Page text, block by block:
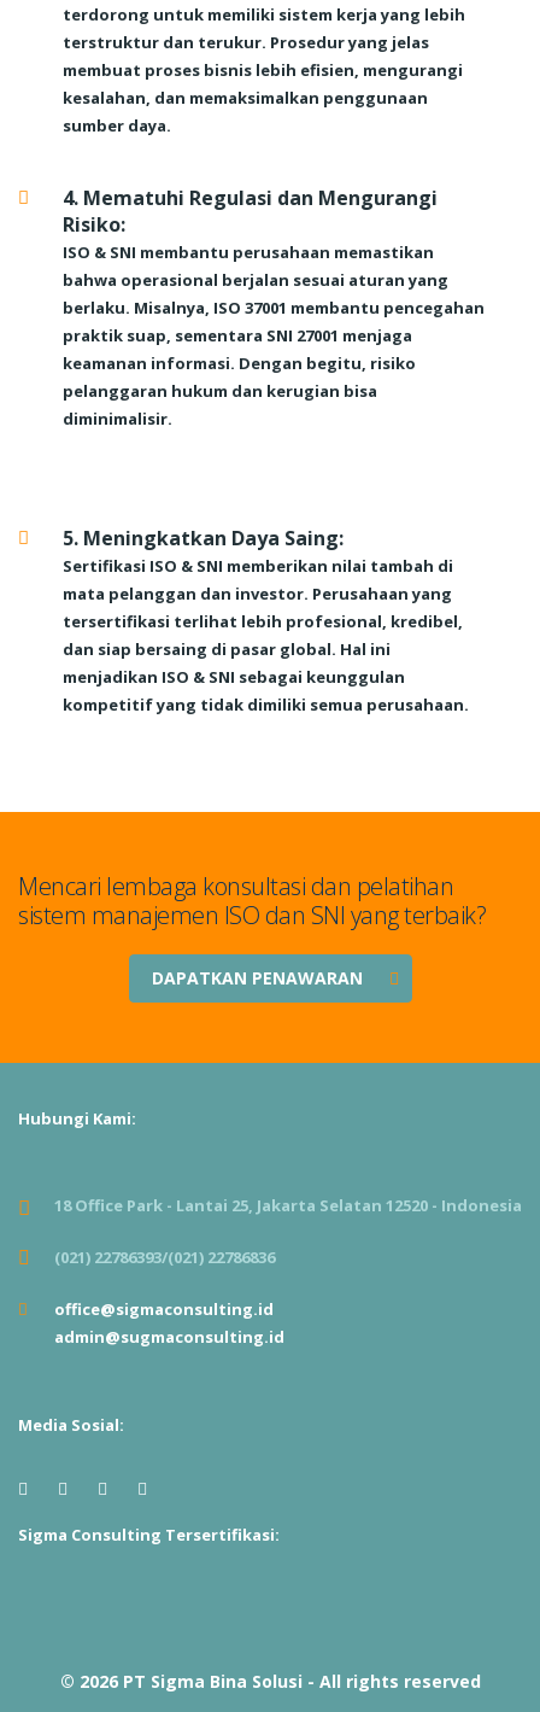
terdorong untuk memiliki sistem kerja yang lebih
terstruktur dan terukur. Prosedur yang jelas
membuat proses bisnis lebih efisien, mengurangi
kesalahan, dan memaksimalkan penggunaan
sumber daya.
4. Mematuhi Regulasi dan Mengurangi
Risiko:
ISO & SNI membantu perusahaan memastikan
bahwa operasional berjalan sesuai aturan yang
berlaku. Misalnya, ISO 37001 membantu pencegahan
praktik suap, sementara SNI 27001 menjaga
keamanan informasi. Dengan begitu, risiko
pelanggaran hukum dan kerugian bisa
diminimalisir.
5. Meningkatkan Daya Saing:
Sertifikasi ISO & SNI memberikan nilai tambah di
mata pelanggan dan investor. Perusahaan yang
tersertifikasi terlihat lebih profesional, kredibel,
dan siap bersaing di pasar global. Hal ini
menjadikan ISO & SNI sebagai keunggulan
kompetitif yang tidak dimiliki semua perusahaan.
Mencari lembaga konsultasi dan pelatihan
sistem manajemen ISO dan SNI yang terbaik?
DAPATKAN PENAWARAN
Hubungi Kami:
18 Office Park - Lantai 25, Jakarta Selatan 12520 - Indonesia
(021) 22786393/(021) 22786836
office@sigmaconsulting.id
admin@sugmaconsulting.id
Media Sosial:
Sigma Consulting Tersertifikasi:
© 2026 PT Sigma Bina Solusi - All rights reserved